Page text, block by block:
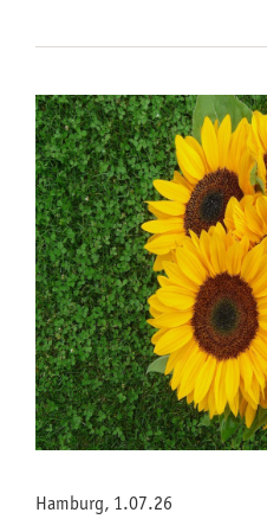
Hamburg, 1.07.26